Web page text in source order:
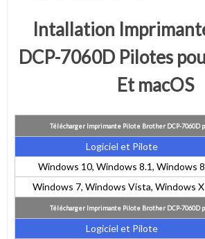
Intallation
DCP-7060D Pilotes
Et macOS
Télécharger Imprimante Pilote Brother DCP-7060D
Logiciel et Pilote
Windows 10, Windows 8.1, Windows 8
Windows 7, Windows Vista, Windows
Télécharger Imprimante Pilote Brother DCP-7060D
Logiciel et Pilote